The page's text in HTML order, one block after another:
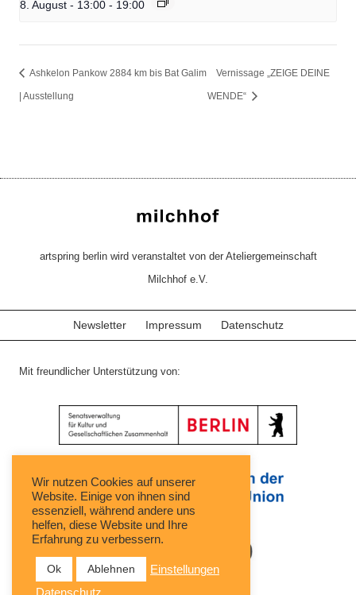
8. August - 13:00 - 19:00
Ashkelon Pankow 2884 km bis Bat Galim
| Ausstellung
Vernissage „ZEIGE DEINE
WENDE“
artspring berlin wird veranstaltet von der Ateliergemeinschaft
Milchhof e.V.
Newsletter Impressum Datenschutz
Mit freundlicher Unterstützung von:
Wir nutzen Cookies auf unserer
Website. Einige von ihnen sind
essenziell, während andere uns
helfen, diese Website und Ihre
Erfahrung zu verbessern.
Ok Ablehnen
Einstellungen